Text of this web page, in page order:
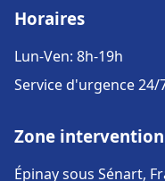
Horaires
Lun-Ven: 8h-19h
Service d'urgence 24/
Zone intervention
Épinay sous Sénart,